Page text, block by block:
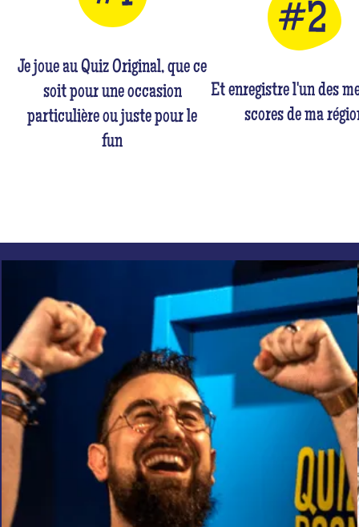
Je joue au Quiz Original, que ce
soit pour une occasion
particulière ou juste pour le
fun
Et enregistre l'un des
scores de ma